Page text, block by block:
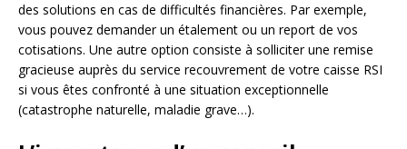
des solutions en cas de difficultés financières. Par exemple,
vous pouvez demander un étalement ou un report de vos
cotisations. Une autre option consiste à solliciter une remise
gracieuse auprès du service recouvrement de votre caisse RSI
si vous êtes confronté à une situation exceptionnelle
(catastrophe naturelle, maladie grave…).